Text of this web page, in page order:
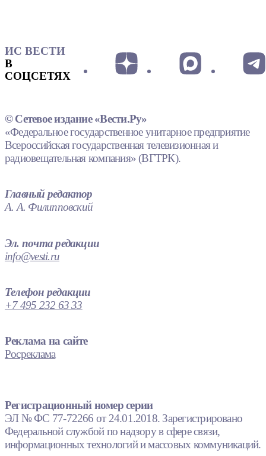
ИС ВЕСТИ
В
СОЦСЕТЯХ
© Сетевое издание «Вести.Ру»
«Федеральное государственное унитарное предприятие
Всероссийская государственная телевизионная и
радиовещательная компания» (ВГТРК).
Главный редактор
А. А. Филипповский
Эл. почта редакции
info@vesti.ru
Телефон редакции
+7 495 232 63 33
Реклама на сайте
Росреклама
Регистрационный номер серии
ЭЛ № ФС 77-72266 от 24.01.2018. Зарегистрировано
Федеральной службой по надзору в сфере связи,
информационных технологий и массовых коммуникаций.